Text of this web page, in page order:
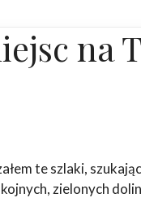
na
te szlaki,
zielonych